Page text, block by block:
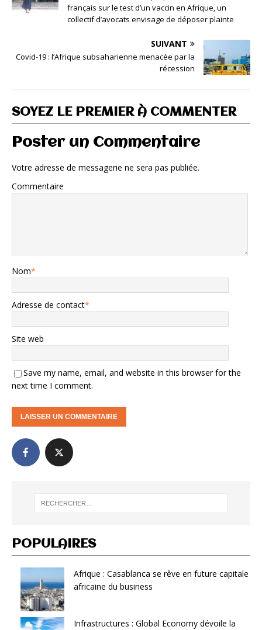
français sur le test d’un vaccin en Afrique, un
collectif d’avocats envisage de déposer plainte
SUIVANT
Covid-19 : l’Afrique subsaharienne menacée par la
récession
SOYEZ LE PREMIER À COMMENTER
Poster un Commentaire
Votre adresse de messagerie ne sera pas publiée.
Commentaire
Nom*
Adresse de contact*
Site web
Save my name, email, and website in this browser for the
next time I comment.
POPULAIRES
Afrique : Casablanca se rêve en future capitale
africaine du business
Infrastructures : Global Economy dévoile la